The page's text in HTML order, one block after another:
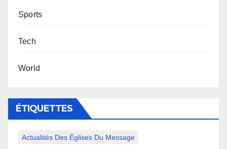
Sports
Tech
World
ÉTIQUETTES
Actualités Des Églises Du Message